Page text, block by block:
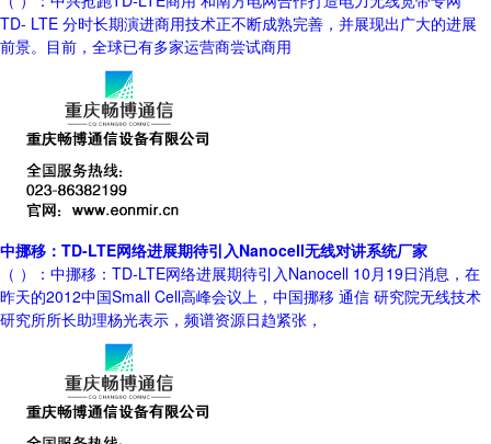
TD- LTE 分时长期演进商用技术正不断成熟完善，并展现出广大的进展
前景。目前，全球已有多家运营商尝试商用
中挪移：TD-LTE网络进展期待引入Nanocell无线对讲系统厂家
（ ）：中挪移：TD-LTE网络进展期待引入Nanocell 10月19日消息，在
昨天的2012中国Small Cell高峰会议上，中国挪移 通信 研究院无线技术
研究所所长助理杨光表示，频谱资源日趋紧张，